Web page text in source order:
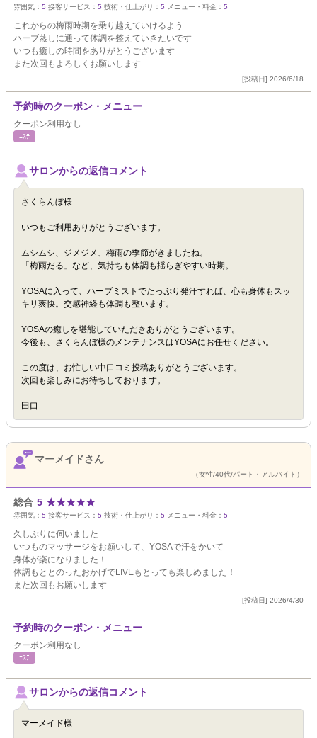
雰囲気： 5 接客サービス： 5 技術・仕上がり： 5 メニュー・料金： 5
これからの梅雨時期を乗り越えていけるよう
ハーブ蒸しに通って体調を整えていきたいです
いつも癒しの時間をありがとうございます
また次回もよろしくお願いします
[投稿日] 2026/6/18
予約時のクーポン・メニュー
クーポン利用なし
ｴｽﾃ
サロンからの返信コメント
さくらんぼ様
いつもご利用ありがとうございます。
ムシムシ、ジメジメ、梅雨の季節がきましたね。
「梅雨だる」など、気持ちも体調も揺らぎやすい時期。
YOSAに入って、ハーブミストでたっぷり発汗すれば、心も身体もスッ
キリ爽快。交感神経も体調も整います。
YOSAの癒しを堪能していただきありがとうございます。
今後も、さくらんぼ様のメンテナンスはYOSAにお任せください。
この度は、お忙しい中口コミ投稿ありがとうございます。
次回も楽しみにお待ちしております。
田口
マーメイドさん
（女性/40代/パート・アルバイト）
総合 5 ★★★★★
雰囲気： 5 接客サービス： 5 技術・仕上がり： 5 メニュー・料金： 5
久しぶりに伺いました
いつものマッサージをお願いして、YOSAで汗をかいて
身体が楽になりました！
体調もととのったおかげでLIVEもとっても楽しめました！
また次回もお願いします
[投稿日] 2026/4/30
予約時のクーポン・メニュー
クーポン利用なし
ｴｽﾃ
サロンからの返信コメント
マーメイド様